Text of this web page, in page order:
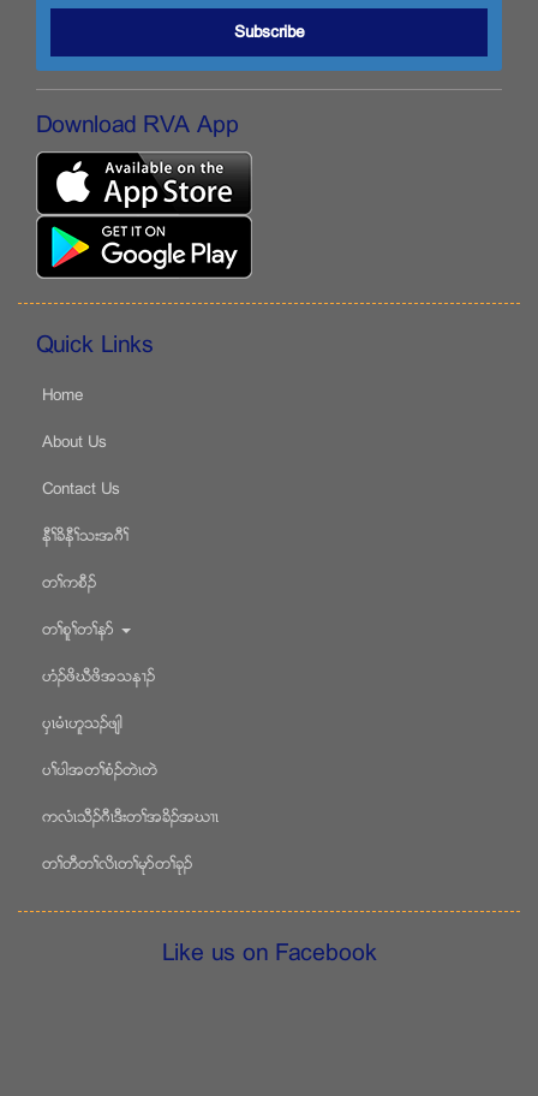
Subscribe
Download RVA App
Quick Links
Home
About Us
Contact Us
နီႈခိနီႈသးအဂီႈ
တႈကစီဥ
တႈစူႈတႈနဏ
ဟံဥဖိဃီဖိအသန႕ဥ
ပွၚမံၚဟူသဥဖ်ါ
ပႈပါအတႈစံဥတဲၚတဲ
ကလံၚသီဥဂီၚဒီးတႈအခိဥအဃ႕ၚ
တႈတီတႈလိၚတႈမုဏတႈခုဥ
Like us on Facebook